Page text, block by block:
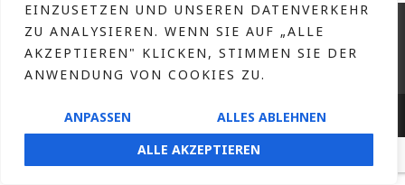
EINZUSETZEN UND UNSEREN DATENVERKEHR
ZU ANALYSIEREN. WENN SIE AUF „ALLE
AKZEPTIEREN" KLICKEN, STIMMEN SIE DER
ANWENDUNG VON COOKIES ZU.
ANPASSEN
ALLES ABLEHNEN
ALLE AKZEPTIEREN
IMPRESSUM
DATENSCHUTZERKLÄRUNG